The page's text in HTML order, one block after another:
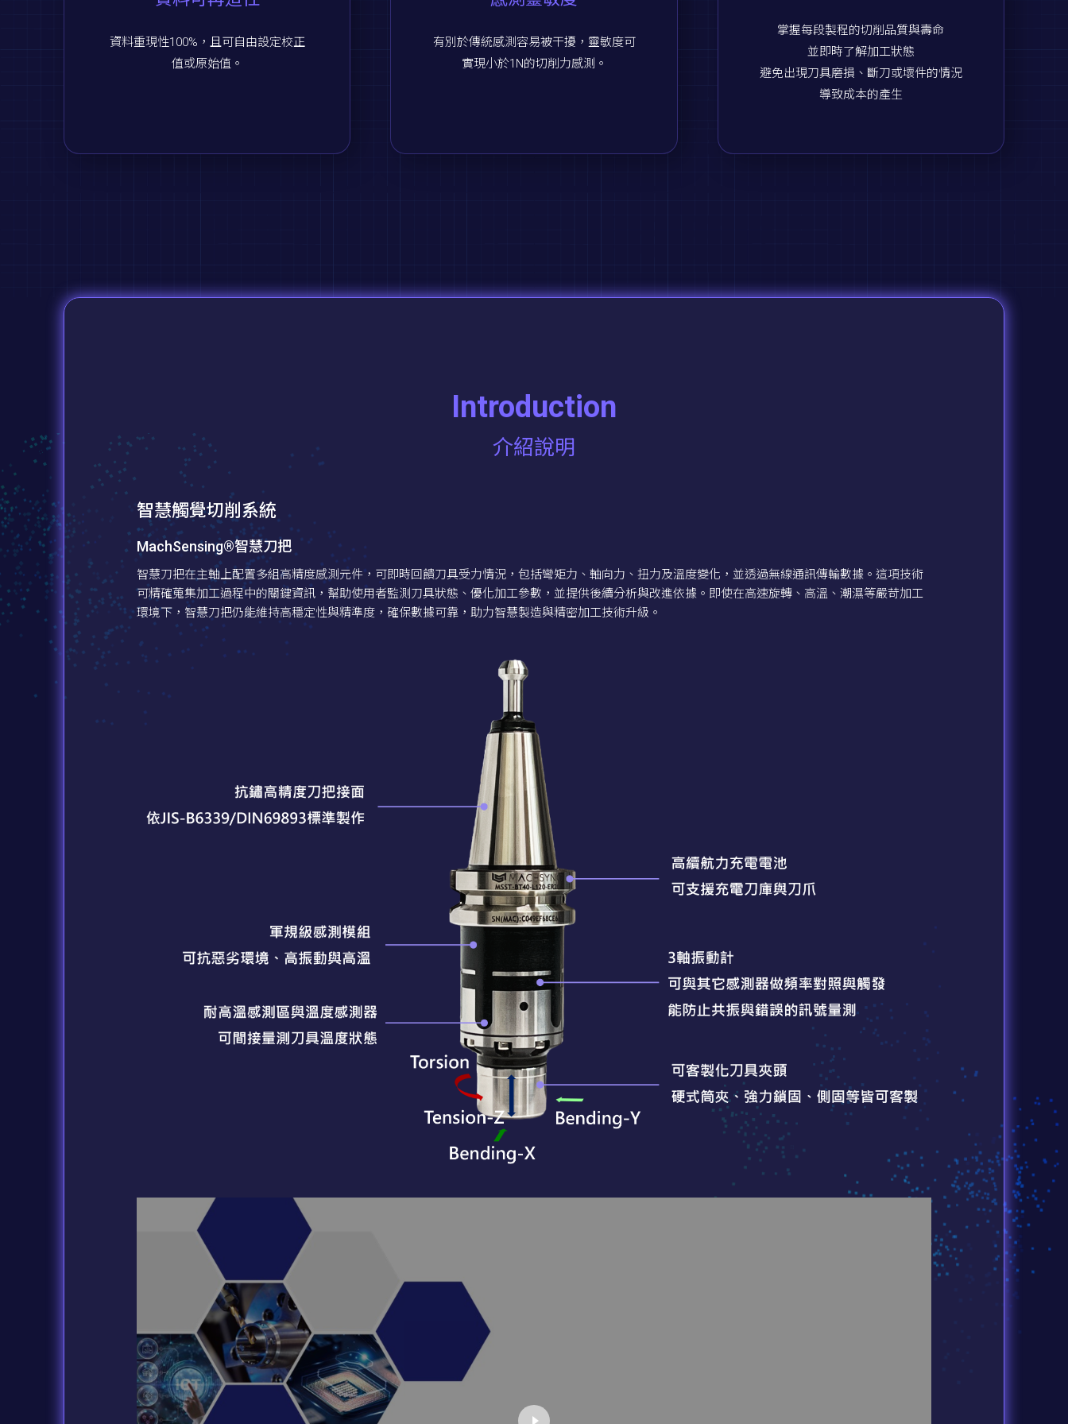
資料重現性100%，且可自由設定校正
值或原始值。
有別於傳統感測容易被干擾，靈敏度可
實現小於1N的切削力感測。
掌握每段製程的切削品質與壽命
並即時了解加工狀態
避免出現刀具磨損、斷刀或壞件的情況
導致成本的產生
Introduction
介紹說明
智慧觸覺切削系統
MachSensing®智慧刀把
智慧刀把在主軸上配置多組高精度感測元件，可即時回饋刀具受力情況，包括彎矩力、軸向力、扭力及溫度變化，並透過無線通訊傳輸數據。這項技術
可精確蒐集加工過程中的關鍵資訊，幫助使用者監測刀具狀態、優化加工參數，並提供後續分析與改進依據。即使在高速旋轉、高溫、潮濕等嚴苛加工
環境下，智慧刀把仍能維持高穩定性與精準度，確保數據可靠，助力智慧製造與精密加工技術升級。